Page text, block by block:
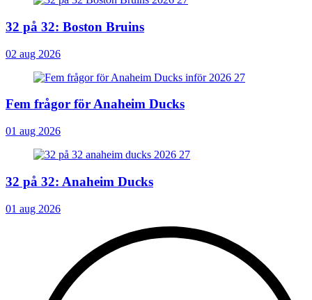
32 på 32: Boston Bruins
02 aug 2026
Fem frågor för Anaheim Ducks
01 aug 2026
32 på 32: Anaheim Ducks
01 aug 2026